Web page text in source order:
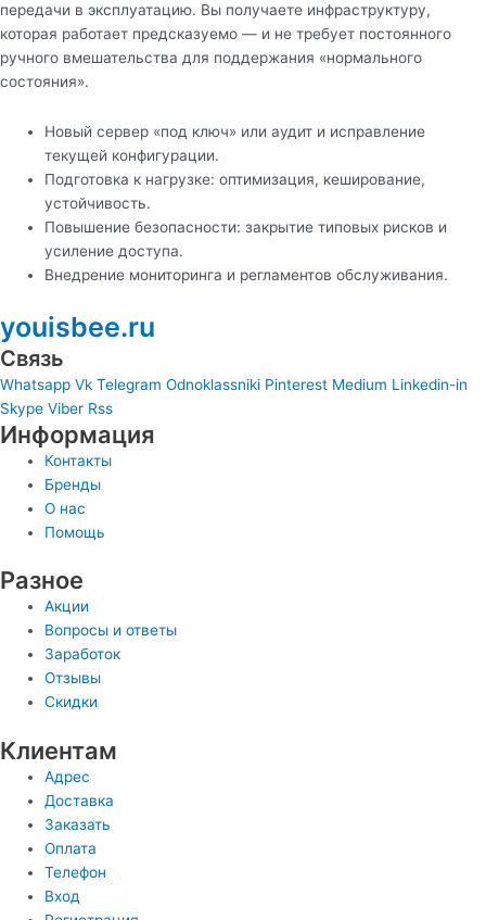
передачи в эксплуатацию. Вы получаете инфраструктуру,
которая работает предсказуемо — и не требует постоянного
ручного вмешательства для поддержания «нормального
состояния».
Новый сервер «под ключ» или аудит и исправление
текущей конфигурации.
Подготовка к нагрузке: оптимизация, кеширование,
устойчивость.
Повышение безопасности: закрытие типовых рисков и
усиление доступа.
Внедрение мониторинга и регламентов обслуживания.
youisbee.ru
Связь
Whatsapp Vk Telegram Odnoklassniki Pinterest Medium Linkedin-in
Skype Viber Rss
Информация
Контакты
Бренды
О нас
Помощь
Разное
Акции
Вопросы и ответы
Заработок
Отзывы
Скидки
Клиентам
Адрес
Доставка
Заказать
Оплата
Телефон
Вход